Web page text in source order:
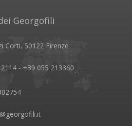
Georgofili
Corti, 50122 Firenze
- +39 055 213360